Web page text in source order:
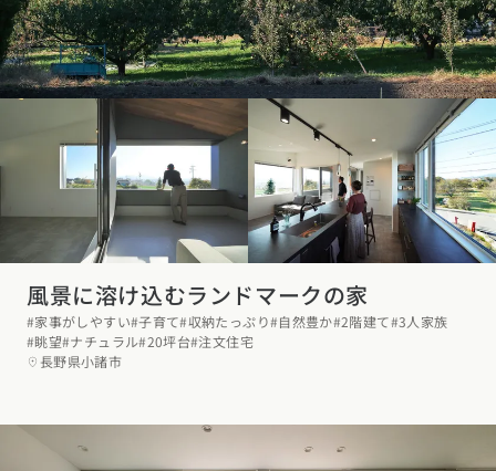
風景に溶け込むランドマークの家
#家事がしやすい#子育て#収納たっぷり#自然豊か#2階建て#3人家族
#眺望#ナチュラル#20坪台#注文住宅
長野県小諸市